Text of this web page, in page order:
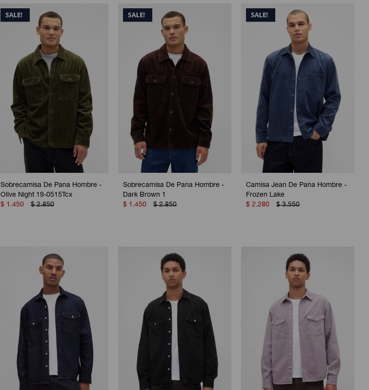
Sobrecamisa De Pana Hombre -
Olive Night 19-0515Tcx
$ 1.450 $ 2.850
Sobrecamisa De Pana Hombre -
Dark Brown 1
$ 1.450 $ 2.850
Camisa Jean De Pana Hombre -
Frozen Lake
$ 2.280 $ 3.550